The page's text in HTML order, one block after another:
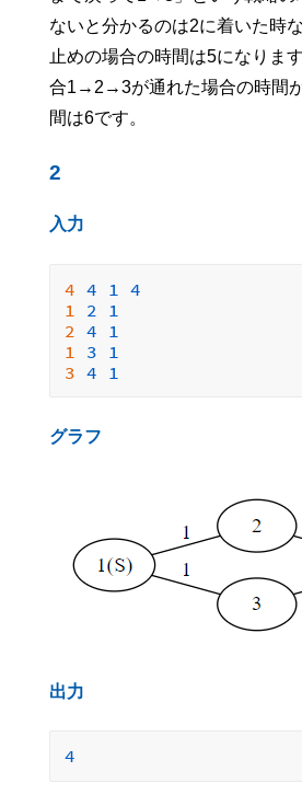
ないと分かるのは2に着いた時
止めの場合の時間は5になりま
合1→2→3が通れた場合の時間
間は6です。
2
入力
4 4 1
4
1 2
1
2 4
1
1 3
1
3 4 1
グラフ
出力
4